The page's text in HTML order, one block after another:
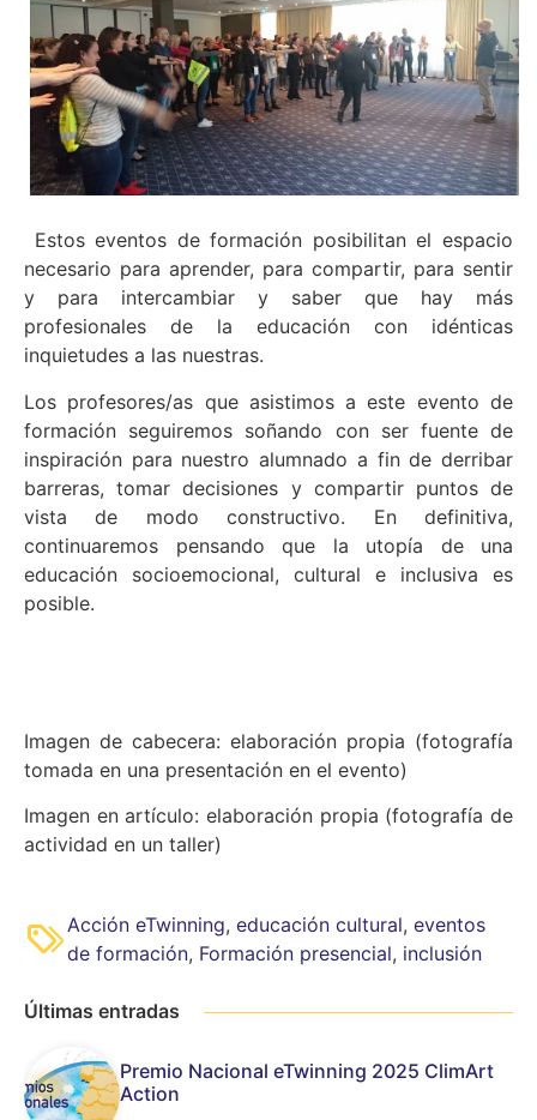
Estos eventos de formación posibilitan el espacio
necesario para aprender, para compartir, para sentir
y para intercambiar y saber que hay más
profesionales de la educación con idénticas
inquietudes a las nuestras.
Los profesores/as que asistimos a este evento de
formación seguiremos soñando con ser fuente de
inspiración para nuestro alumnado a fin de derribar
barreras, tomar decisiones y compartir puntos de
vista de modo constructivo. En definitiva,
continuaremos pensando que la utopía de una
educación socioemocional, cultural e inclusiva es
posible.
Imagen de cabecera: elaboración propia (fotografía
tomada en una presentación en el evento)
Imagen en artículo: elaboración propia (fotografía de
actividad en un taller)
Acción eTwinning, educación cultural, eventos
de formación, Formación presencial, inclusión
Últimas entradas
Premio Nacional eTwinning 2025 ClimArt
Action